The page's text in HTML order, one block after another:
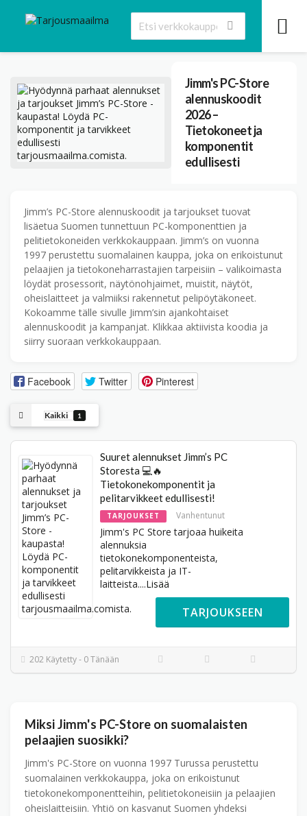
Jimm's PC-Store
alennuskoodit
2026 –
Tietokoneet ja
komponentit
edullisesti
Jimm’s PC-Store alennuskoodit ja tarjoukset tuovat
lisäetua Suomen tunnettuun PC-komponenttien ja
pelitietokoneiden verkkokauppaan. Jimm’s on vuonna
1997 perustettu suomalainen kauppa, joka on erikoistunut
pelaajien ja tietokone­harrastajien tarpeisiin – valikoimasta
löydät prosessorit, näytönohjaimet, muistit, näytöt,
oheislaitteet ja valmiiksi rakennetut pelipöytäkoneet.
Kokoamme tälle sivulle Jimm’sin ajankohtaiset
alennuskoodit ja kampanjat. Klikkaa aktiivista koodia ja
siirry suoraan verkkokauppaan.
Facebook Twitter Pinterest
Kaikki 1
Suuret alennukset Jimm’s PC
Storesta 💻🔥
Tietokonekomponentit ja
pelitarvikkeet edullisesti!
TARJOUKSET Vanhentunut
Jimm's PC Store tarjoaa huikeita
alennuksia
tietokonekomponenteista,
pelitarvikkeista ja IT-
laitteista....Lisää
TARJOUKSEEN
202 Käytetty - 0 Tänään
Miksi Jimm's PC-Store on suomalaisten
pelaajien suosikki?
Jimm's PC-Store on vuonna 1997 Turussa perustettu
suomalainen verkkokauppa, joka on erikoistunut
tietokone­komponentteihin, peli­tietokoneisiin ja pelaajien
oheis­laitteisiin. Yhtiö on kasvanut Suomen yhdeksi